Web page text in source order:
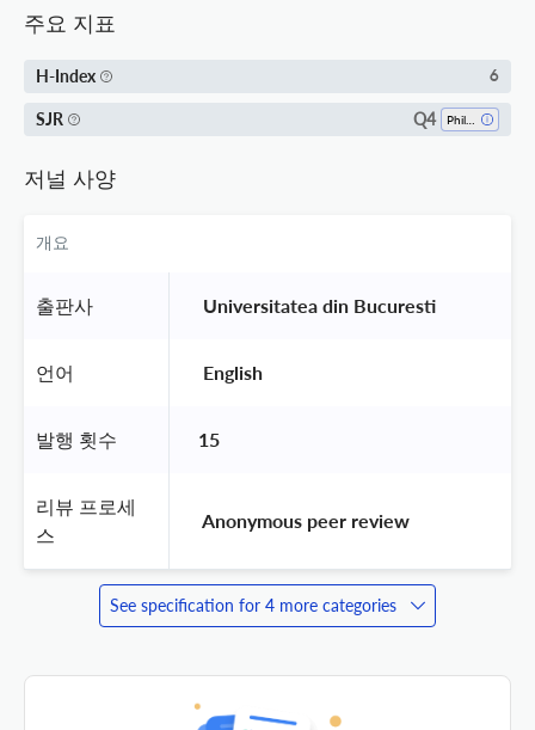
주요 지표
H-Index 6
SJR Q4
저널 사양
개요
출판사 Universitatea din Bucuresti
언어 English
발행 횟수 15
리뷰 프로세
스
Anonymous peer review
See specification for 4 more categories